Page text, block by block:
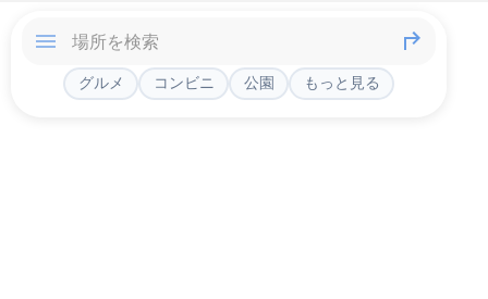
グルメ コンビニ 公園 もっと見る